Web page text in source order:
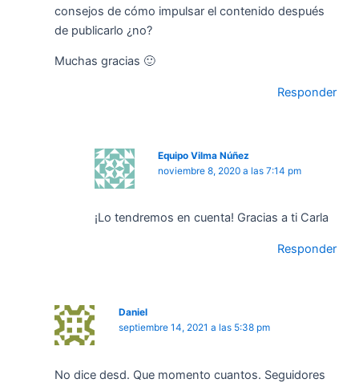
consejos de cómo impulsar el contenido después
de publicarlo ¿no?
Muchas gracias 🙂
Responder
Equipo Vilma Núñez
noviembre 8, 2020 a las 7:14 pm
¡Lo tendremos en cuenta! Gracias a ti Carla
Responder
Daniel
septiembre 14, 2021 a las 5:38 pm
No dice desd. Que momento cuantos. Seguidores